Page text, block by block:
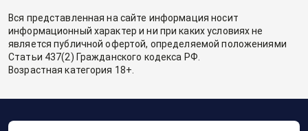
Вся представленная на сайте информация носит
информационный характер и ни при каких условиях не
является публичной офертой, определяемой положениями
Статьи 437(2) Гражданского кодекса РФ.
Возрастная категория 18+.